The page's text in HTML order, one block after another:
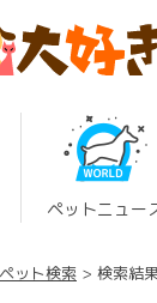
ペットニュー
ペット検索 検索結果